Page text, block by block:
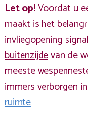
Let op!Voordat u
maakt is het
invliegopening
buitenzijdevan de
meeste
immers verborgen
ruimte